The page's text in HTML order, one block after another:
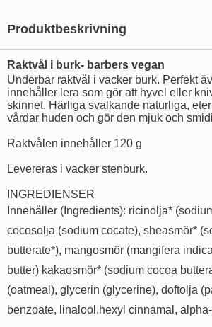
Produktbeskrivning
Raktvål i burk- barbers vegan
Underbar raktvål i vacker burk. Perfekt
innehåller lera som gör att hyvel eller
skinnet. Härliga svalkande naturliga,
vårdar huden och gör den mjuk och
Raktvålen innehåller 120 g
Levereras i vacker stenburk.
INGREDIENSER
Innehåller (Ingredients): ricinolja*
cocosolja (sodium cocate), sheasmör*
butterate*), mangosmör (mangifera
butter) kakaosmör* (sodium cocoa
(oatmeal), glycerin (glycerine), doftolja
benzoate, linalool,hexyl cinnamal,